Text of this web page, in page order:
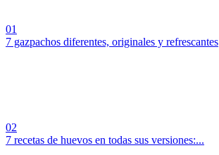
01
7 gazpachos diferentes, originales y refrescantes
02
7 recetas de huevos en todas sus versiones:...